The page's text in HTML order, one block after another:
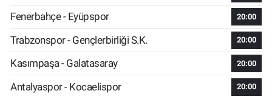
Fenerbahçe - Eyüpspor 20:00
Trabzonspor - Gençlerbirliği S.K. 20:00
Kasımpaşa - Galatasaray 20:00
Antalyaspor - Kocaelispor 20:00